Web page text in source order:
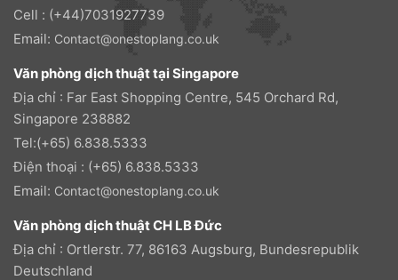
Cell : (+44)7031927739
Email: Contact@onestoplang.co.uk
Văn phòng dịch thuật tại Singapore
Địa chỉ : Far East Shopping Centre, 545 Orchard Rd,
Singapore 238882
Tel:(+65) 6.838.5333
Điện thoại : (+65) 6.838.5333
Email: Contact@onestoplang.co.uk
Văn phòng dịch thuật CH LB Đức
Địa chỉ : Ortlerstr. 77, 86163 Augsburg, Bundesrepublik
Deutschland